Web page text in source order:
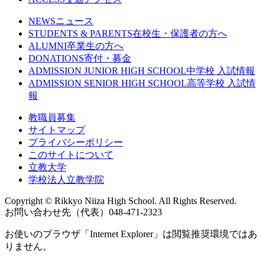
NEWSニュース
STUDENTS & PARENTS在校生・保護者の方へ
ALUMNI卒業生の方へ
DONATIONS寄付・募金
ADMISSION JUNIOR HIGH SCHOOL中学校 入試情報
ADMISSION SENIOR HIGH SCHOOL高等学校 入試情
報
教職員募集
サイトマップ
プライバシーポリシー
このサイトについて
立教大学
学校法人立教学院
Copyright © Rikkyo Niiza High School. All Rights Reserved.
お問い合わせ先（代表）048-471-2323
お使いのブラウザ「Internet Explorer」は閲覧推奨環境ではあ
りません。